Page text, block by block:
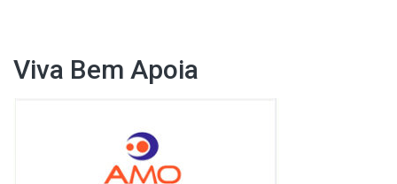
Viva Bem Apoia